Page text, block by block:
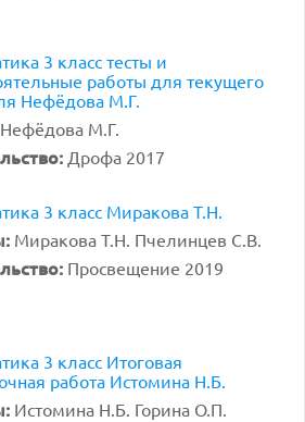
3 класс тесты и
работы для текущего
Нефёдова М.Г.
Нефёдова М.Г.
Дрофа 2017
3 класс Миракова Т.Н.
Миракова Т.Н. Пчелинцев С.В.
Просвещение 2019
3 класс Итоговая
работа Истомина Н.Б.
Истомина Н.Б. Горина О.П.